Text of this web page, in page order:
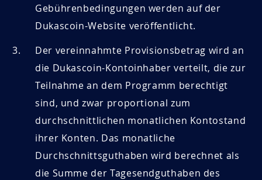
Gebührenbedingungen werden auf der
Dukascoin-Website veröffentlicht.
Der vereinnahmte Provisionsbetrag wird an
die Dukascoin-Kontoinhaber verteilt, die zur
Teilnahme an dem Programm berechtigt
sind, und zwar proportional zum
durchschnittlichen monatlichen Kontostand
ihrer Konten. Das monatliche
Durchschnittsguthaben wird berechnet als
die Summe der Tagesendguthaben des